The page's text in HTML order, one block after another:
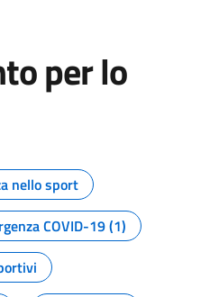
per lo
della pagina
nello sport
COVID-19 (1)